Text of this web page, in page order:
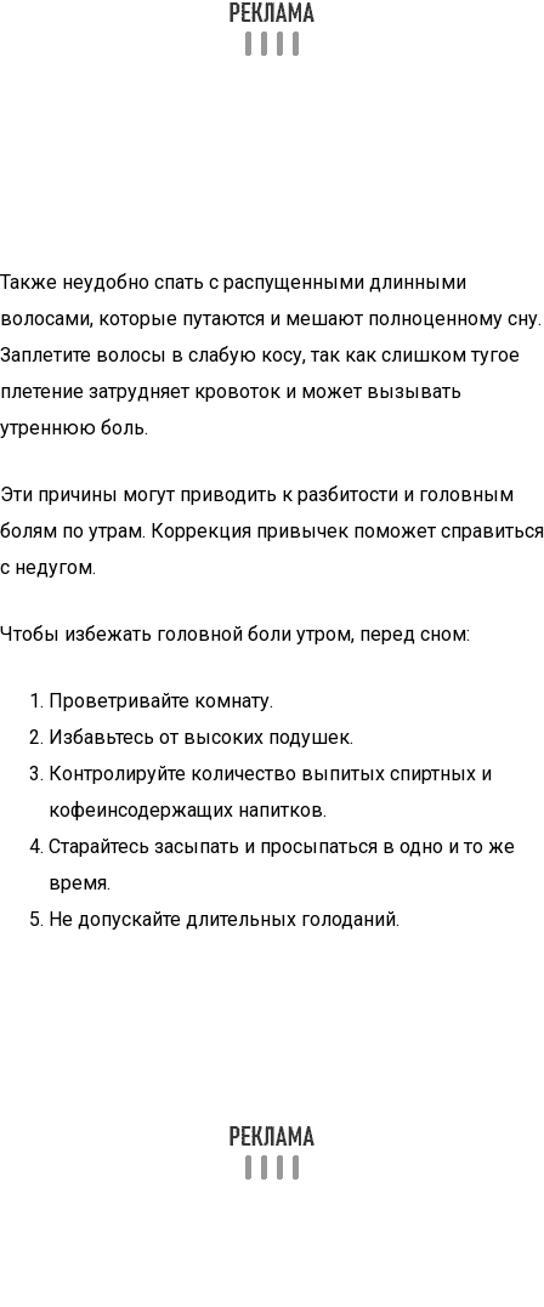
Также неудобно спать с распущенными длинными
волосами, которые путаются и мешают полноценному сну.
Заплетите волосы в слабую косу, так как слишком тугое
плетение затрудняет кровоток и может вызывать
утреннюю боль.
Эти причины могут приводить к разбитости и головным
болям по утрам. Коррекция привычек поможет справиться
с недугом.
Чтобы избежать головной боли утром, перед сном:
Проветривайте комнату.
Избавьтесь от высоких подушек.
Контролируйте количество выпитых спиртных и
кофеинсодержащих напитков.
Старайтесь засыпать и просыпаться в одно и то же
время.
Не допускайте длительных голоданий.